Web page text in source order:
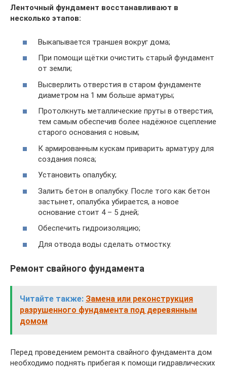
Ленточный фундамент восстанавливают в
несколько этапов:
Выкапывается траншея вокруг дома;
При помощи щётки очистить старый фундамент
от земли;
Высверлить отверстия в старом фундаменте
диаметром на 1 мм больше арматуры;
Протолкнуть металлические пруты в отверстия,
тем самым обеспечив более надёжное сцепление
старого основания с новым;
К армированным кускам приварить арматуру для
создания пояса;
Установить опалубку;
Залить бетон в опалубку. После того как бетон
застынет, опалубка убирается, а новое
основание стоит 4 – 5 дней;
Обеспечить гидроизоляцию;
Для отвода воды сделать отмостку.
Ремонт свайного фундамента
Читайте также: Замена или реконструкция
разрушенного фундамента под деревянным
домом
Перед проведением ремонта свайного фундамента дом
необходимо поднять прибегая к помощи гидравлических